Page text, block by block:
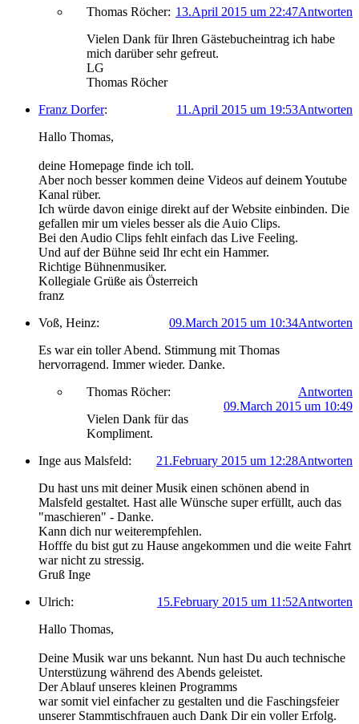
Thomas Röcher:
Antworten
13.April 2015 um 22:47
Vielen Dank für Ihren Gästebucheintrag ich habe
mich darüber sehr gefreut.
LG
Thomas Röcher
Franz Dorfer: Antworten
11.April 2015 um 19:53
Hallo Thomas,
deine Homepage finde ich toll.
Aber noch besser kommen deine Videos auf deinem Youtube
Kanal rüber.
Ich würde davon einige direkt auf der Website einbinden. Die
gefallen mir um vieles besser als die Auio Clips.
Bei den Audio Clips fehlt einfach das Live Feeling.
Und auf der Bühne seid Ihr echt ein Hammer.
Richtige Bühnenmusiker.
Kollegiale Grüße ais Österreich
franz
Voß, Heinz:
Antworten
09.March 2015 um 10:34
Es war ein toller Abend. Stimmung mit Thomas
hervorragend. Immer wieder. Danke.
Thomas Röcher:
Antworten
09.March 2015 um 10:49
Vielen Dank für das
Kompliment.
Inge aus Malsfeld:
Antworten
21.February 2015 um 12:28
Du hast uns mit deiner Musik einen schönen abend in
Malsfeld gestaltet. Hast alle Wünsche super erfüllt, auch das
"maschieren" - Danke.
Kann dich nur weiterempfehlen.
Hofffe du bist gut zu Hause angekommen und die weite Fahrt
war nicht zu stressig.
Gruß Inge
Ulrich:
Antworten
15.February 2015 um 11:52
Hallo Thomas,
Deine Musik war uns bekannt. Nun hast Du auch technische
Unterstüzung während des Abends geleistet.
Der Ablauf unseres kleinen Programms
war somit viel einfacher zu gestalten und die Faschingsfeier
unserer Stammtischfrauen auch Dank Dir ein voller Erfolg.